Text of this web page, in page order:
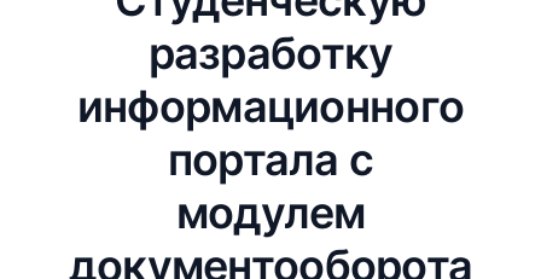
разработку
информационного
портала с
модулем
документооборота